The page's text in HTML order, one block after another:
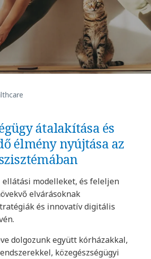
átalakítása és
élmény nyújtása az
ellátási modelleket, és feleljen
elvárásoknak
és innovatív digitális
dolgozunk együtt kórházakkal,
közegészségügyi